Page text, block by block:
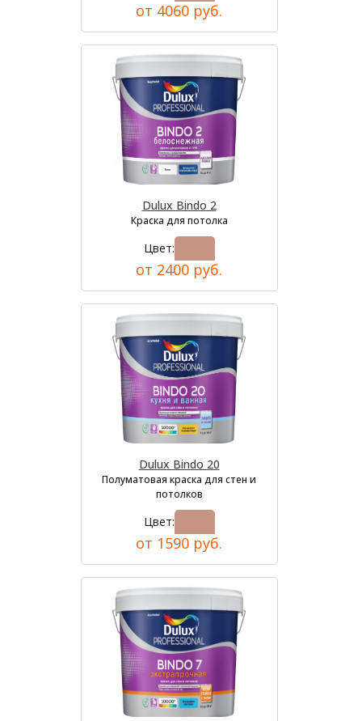
от 4060 руб.
Dulux Bindo 2
Краска для потолка
Цвет:
от 2400 руб.
Dulux Bindo 20
Полуматовая краска для стен и
потолков
Цвет:
от 1590 руб.